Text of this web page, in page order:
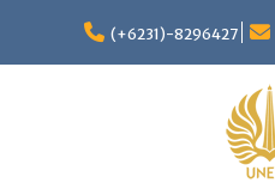
content
(+6231)-8296427